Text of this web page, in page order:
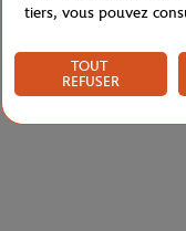
tiers, vous pouvez
TOUT
REFUSER